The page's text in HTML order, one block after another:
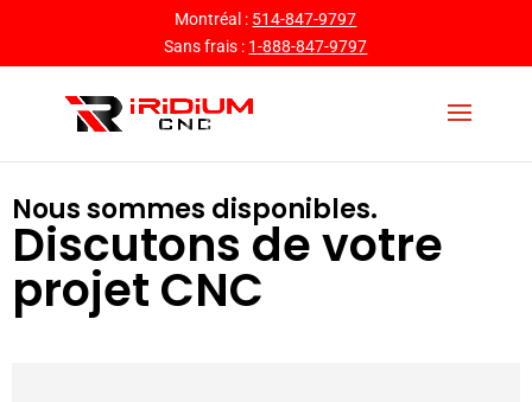
Montréal : 514-847-9797
Sans frais : 1-888-847-9797
Nous sommes disponibles.
Discutons de votre
projet CNC